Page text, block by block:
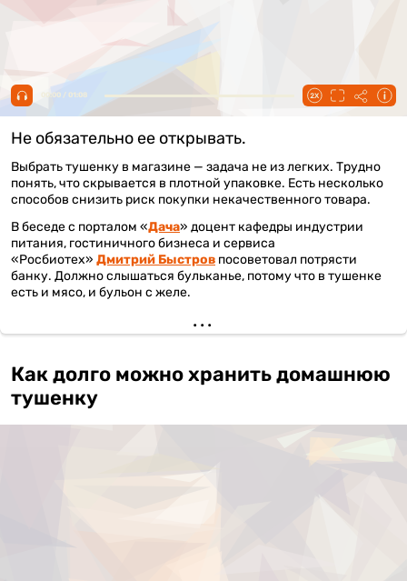
00:00 / 01:08
Не обязательно ее открывать.
Выбрать тушенку в магазине — задача не из легких. Трудно
понять, что скрывается в плотной упаковке. Есть несколько
способов снизить риск покупки некачественного товара.
В беседе с порталом «Дача» доцент кафедры индустрии
питания, гостиничного бизнеса и сервиса
«Росбиотех» Дмитрий Быстров посоветовал потрясти
банку. Должно слышаться бульканье, потому что в тушенке
есть и мясо, и бульон с желе.
Как долго можно хранить домашнюю
тушенку